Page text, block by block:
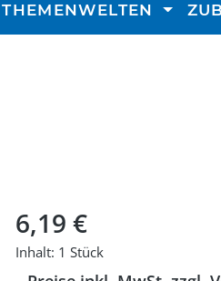
THEMENWELTEN
Regulärer Preis:
6,19 €
Inhalt: 1 Stück